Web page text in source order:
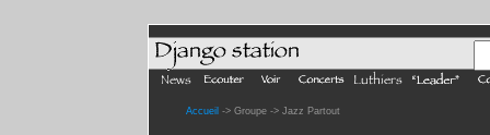
Accueil -> Groupe -> Jazz Partout